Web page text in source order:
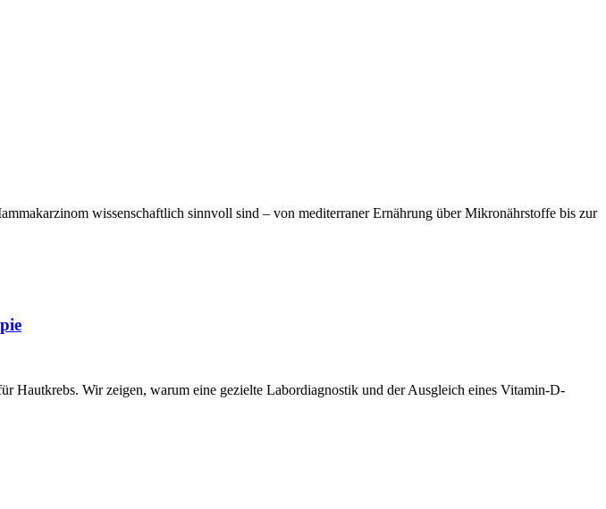
wissenschaftlich sinnvoll sind – von mediterraner Ernährung über Mikronährstoffe bis zur
Wir zeigen, warum eine gezielte Labordiagnostik und der Ausgleich eines Vitamin-D-